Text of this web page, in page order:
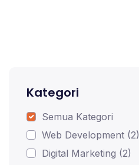
Kategori
Semua Kategori
Web Development (2)
Digital Marketing (2)